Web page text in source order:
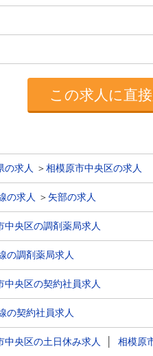
この求人に直
の求人 ＞相模原市中央区の求人
の求人 ＞ 矢部の求人
中央区の調剤薬局求人
の調剤薬局求人
中央区の契約社員求人
の契約社員求人
中央区の土日休み求人 相模原